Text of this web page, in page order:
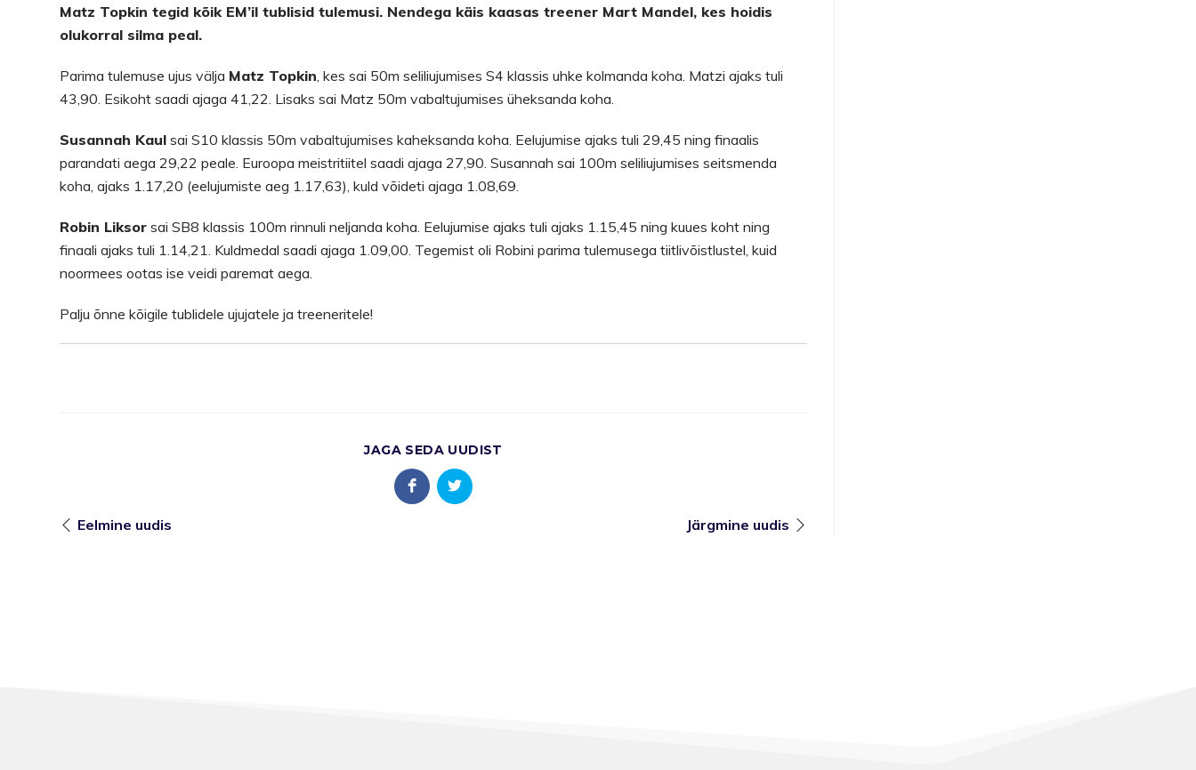
Matz Topkin tegid kõik EM’il tublisid tulemusi. Nendega käis kaasas treener Mart Mandel, kes hoidis
olukorral silma peal.
Parima tulemuse ujus välja Matz Topkin , kes sai 50m seliliujumises S4 klassis uhke kolmanda koha. Matzi ajaks tuli
43,90. Esikoht saadi ajaga 41,22. Lisaks sai Matz 50m vabaltujumises üheksanda koha.
Susannah Kaul sai S10 klassis 50m vabaltujumises kaheksanda koha. Eelujumise ajaks tuli 29,45 ning finaalis
parandati aega 29,22 peale. Euroopa meistritiitel saadi ajaga 27,90. Susannah sai 100m seliliujumises seitsmenda
koha, ajaks 1.17,20 (eelujumiste aeg 1.17,63), kuld võideti ajaga 1.08,69.
Robin Liksor sai SB8 klassis 100m rinnuli neljanda koha. Eelujumise ajaks tuli ajaks 1.15,45 ning kuues koht ning
finaali ajaks tuli 1.14,21. Kuldmedal saadi ajaga 1.09,00. Tegemist oli Robini parima tulemusega tiitlivõistlustel, kuid
noormees ootas ise veidi paremat aega.
Palju õnne kõigile tublidele ujujatele ja treeneritele!
JAGA SEDA UUDIST
Eelmine uudis Järgmine uudis